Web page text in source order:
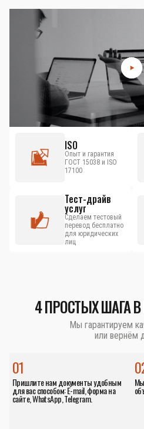
ISO
Опыт и гарантия
ГОСТ 15038 и ISO
17100
Тест-драйв
услуг
Сделаем тестовый
перевод бесплатно
для юридических
лиц
4 ПРОСТЫХ ШАГА
Мы гарантируем
или вернём
01
Пришлите нам документы удобным
для вас способом: E-mail, форма на
сайте, WhatsApp, Telegram.